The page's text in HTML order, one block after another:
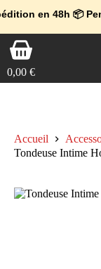
📦 Pensé pour
🔥 Déjà adopté par
💼 Offres réservées
PasserPanier
d’achat
0,00 €
Accueil
Tondeuse Intime